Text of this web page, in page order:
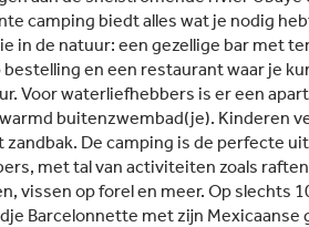
camping biedt alles wat je nodig
in de natuur: een gezellige bar met
en een restaurant waar je
Voor waterliefhebbers is er een
buitenzwembad(je). Kinderen
zandbak. De camping is de perfecte
met tal van activiteiten zoals
vissen op forel en meer. Op slechts
Barcelonnette met zijn